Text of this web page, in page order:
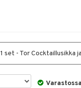
1 set - Tor Cocktaillusikka